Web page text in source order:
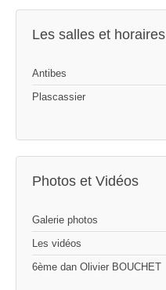
Les salles et horaires
Antibes
Plascassier
Photos et Vidéos
Galerie photos
Les vidéos
6ème dan Olivier BOUCHET